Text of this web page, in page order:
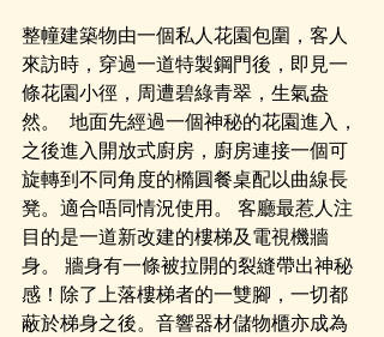
整幢建築物由一個私人花園包圍，客人
來訪時，穿過一道特製鋼門後，即見一
條花園小徑，周遭碧綠青翠，生氣盎
然。 ​ 地面先經過一個神秘的花園進入，
之後進入開放式廚房，廚房連接一個可
旋轉到不同角度的橢圓餐桌配以曲線長
凳。適合唔同情況使用。 客廳最惹人注
目的是一道新改建的樓梯及電視機牆
身。 牆身有一條被拉開的裂縫帶出神秘
感！除了上落樓梯者的一雙腳，一切都
蔽於梯身之後。音響器材儲物櫃亦成為